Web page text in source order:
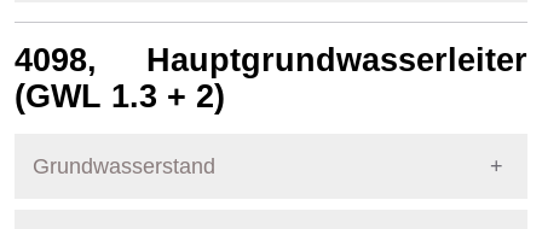
4098, Hauptgrundwasserleiter
(GWL 1.3 + 2)
Grundwasserstand